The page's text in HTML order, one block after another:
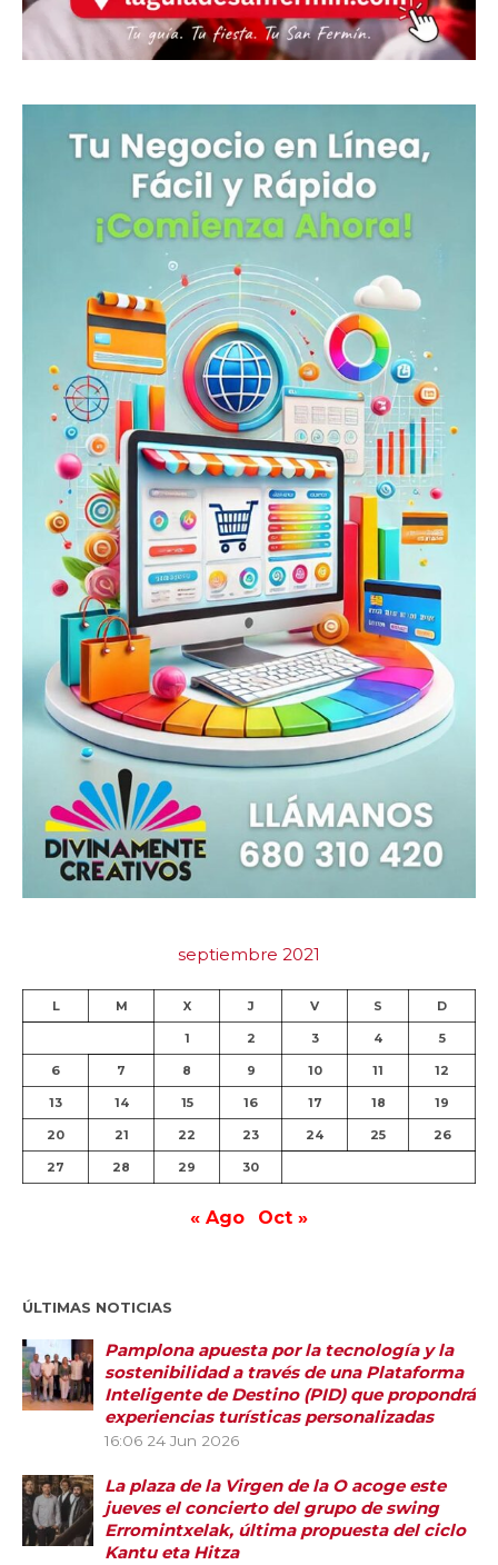
septiembre 2021
L M X J V S D
1 2 3 4 5
6 7 8 9 10 11 12
13 14 15 16 17 18 19
20 21 22 23 24 25 26
27 28 29 30
« Ago Oct »
ÚLTIMAS NOTICIAS
Pamplona apuesta por la tecnología y la
sostenibilidad a través de una Plataforma
Inteligente de Destino (PID) que propondrá
experiencias turísticas personalizadas
16:06 24 Jun 2026
La plaza de la Virgen de la O acoge este
jueves el concierto del grupo de swing
Erromintxelak, última propuesta del ciclo
Kantu eta Hitza